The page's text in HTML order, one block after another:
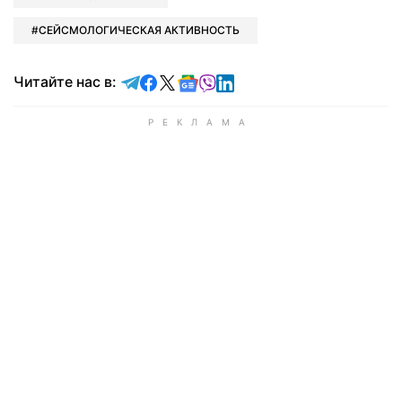
СЕЙСМОЛОГИЧЕСКАЯ АКТИВНОСТЬ
Читайте нас в: Читайте в Telegram
Читайте в Facebook
Читайте в X
Читайте в Google news
Читайте в Viber
Читайте в LinkedIn